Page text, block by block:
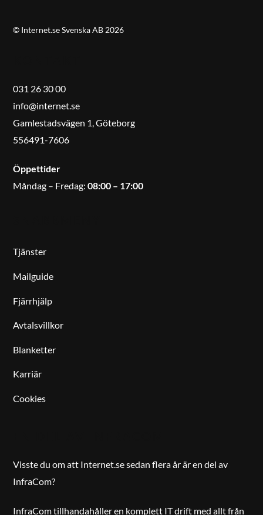
© Internet.se Svenska AB 2026
031 26 30 00
info@internet.se
Gamlestadsvägen 1, Göteborg
556491-7606
Öppettider
Måndag – Fredag:08:00 – 17:00
Tjänster
Mailguide
Fjärrhjälp
Avtalsvillkor
Blanketter
Karriär
Cookies
Visste du om att Internet.se sedan flera år är en del av
InfraCom?
InfraCom tillhandahåller en komplett IT drift med allt från